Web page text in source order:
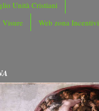
Unità Cristiani
Visure
Web zona Incentivi